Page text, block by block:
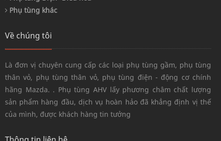
Phụ tùng khác
Về chúng tôi
Là đơn vị chuyên cung cấp các loại phụ tùng gầm, phụ tùng
thân vỏ, phụ tùng thân vỏ, phụ tùng điện - động cơ chính
hãng Mazda. . Phụ tùng AHV lấy phương châm chất lượng
sản phẩm hàng đầu, dịch vụ hoàn hảo đã khẳng định vị thế
của mình, được khách hàng tin tưởng